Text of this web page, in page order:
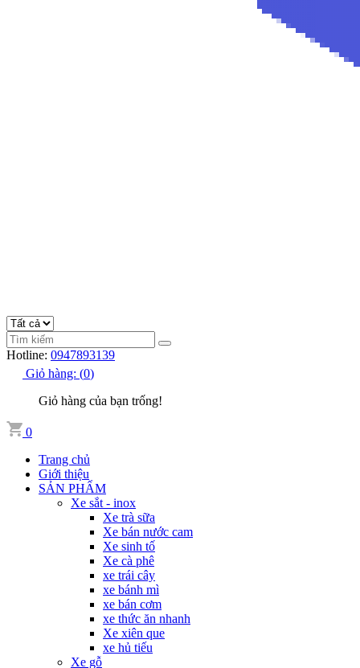
Hotline: 0947893139
Giỏ hàng: (0)
Giỏ hàng của bạn trống!
0
Trang chủ
Giới thiệu
SẢN PHẨM
Xe sắt - inox
Xe trà sữa
Xe bán nước cam
Xe sinh tố
Xe cà phê
xe trái cây
xe bánh mì
xe bán cơm
xe thức ăn nhanh
Xe xiên que
xe hủ tiếu
Xe gỗ